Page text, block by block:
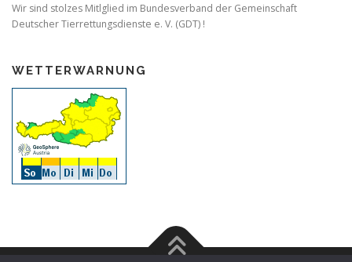
Wir sind stolzes Mitlglied im Bundesverband der Gemeinschaft
Deutscher Tierrettungsdienste e. V. (GDT) !
WETTERWARNUNG